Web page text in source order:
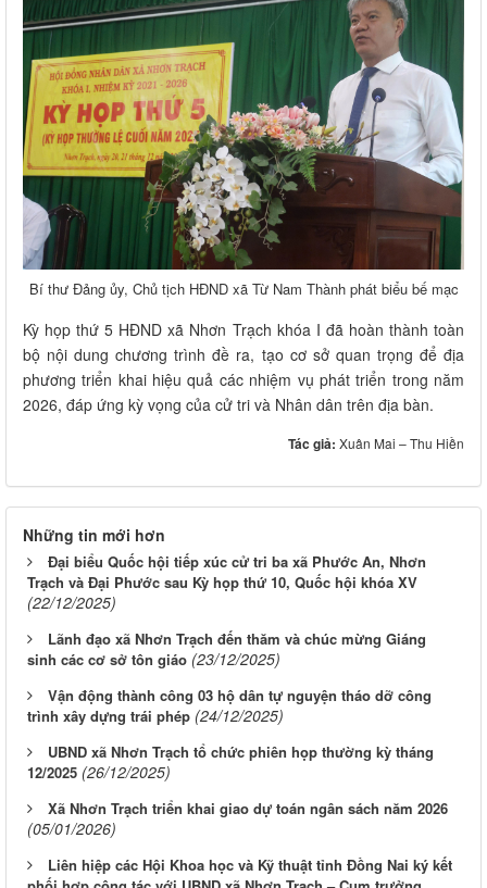
Bí thư Đảng ủy, Chủ tịch HĐND xã Từ Nam Thành phát biểu bế mạc
Kỳ họp thứ 5 HĐND xã Nhơn Trạch khóa I đã hoàn thành toàn
bộ nội dung chương trình đề ra, tạo cơ sở quan trọng để địa
phương triển khai hiệu quả các nhiệm vụ phát triển trong năm
2026, đáp ứng kỳ vọng của cử tri và Nhân dân trên địa bàn.
Tác giả: Xuân Mai – Thu Hiền
Những tin mới hơn
Đại biểu Quốc hội tiếp xúc cử tri ba xã Phước An, Nhơn
Trạch và Đại Phước sau Kỳ họp thứ 10, Quốc hội khóa XV
(22/12/2025)
Lãnh đạo xã Nhơn Trạch đến thăm và chúc mừng Giáng
sinh các cơ sở tôn giáo (23/12/2025)
Vận động thành công 03 hộ dân tự nguyện tháo dỡ công
trình xây dựng trái phép (24/12/2025)
UBND xã Nhơn Trạch tổ chức phiên họp thường kỳ tháng
12/2025 (26/12/2025)
Xã Nhơn Trạch triển khai giao dự toán ngân sách năm 2026
(05/01/2026)
Liên hiệp các Hội Khoa học và Kỹ thuật tỉnh Đồng Nai ký kết